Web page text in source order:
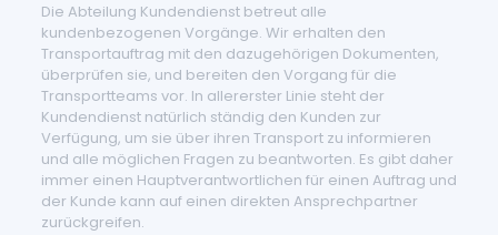
Die Abteilung Kundendienst betreut alle
kundenbezogenen Vorgänge. Wir erhalten den
Transportauftrag mit den dazugehörigen Dokumenten,
überprüfen sie, und bereiten den Vorgang für die
Transportteams vor. In allererster Linie steht der
Kundendienst natürlich ständig den Kunden zur
Verfügung, um sie über ihren Transport zu informieren
und alle möglichen Fragen zu beantworten. Es gibt daher
immer einen Hauptverantwortlichen für einen Auftrag und
der Kunde kann auf einen direkten Ansprechpartner
zurückgreifen.